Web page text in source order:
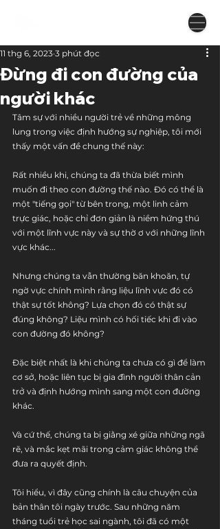
Đừng đi con đường của
người khác
11 thg 6, 2023 3 phút đọc
Tâm sự với nhiều người trẻ về những mông
lung trong việc định hướng sự nghiệp, tôi mới
thấy một vấn đề chung thế này:
Rất nhiều khi, chúng ta đã thừa biết mình
muốn đi theo con đường thế nào. Đó có thể là
một "tiếng gọi" từ bên trong, một linh cảm
trực giác, hoặc chỉ đơn giản là niềm hứng thú
với một lĩnh vực này và sự thờ ơ với những lĩnh
vực khác...
Nhưng chúng ta vẫn thường băn khoăn, tự
ngờ vực chính mình rằng liệu lĩnh vực đó có
thật sự tốt không? Lựa chọn đó có thật sự
đúng không? Liệu mình có hối tiếc khi đi vào
con đường đó không?
Đặc biệt nhất là khi chúng ta chưa có gì để làm
cơ sở, hoặc liên tục bị gia đình người thân cản
trở và định hướng mình sang một con đường
khác.
Và cứ thế, chúng ta bị giằng xé giữa những ngã
rẽ, và mắc kẹt mãi trong cảm giác không thể
đưa ra quyết định.
Tôi hiểu, vì đây cũng chính là câu chuyện của
bản thân tôi ngày trước. Sau những năm
tháng tuổi trẻ học sai ngành, tôi đã có một